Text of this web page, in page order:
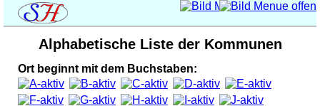
Alphabetische Liste der Kommunen
Ort beginnt mit dem Buchstaben: